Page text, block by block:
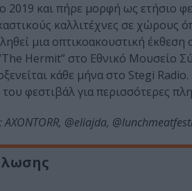
2019 και πήρε μορφή ως ετήσιο
καλλιτέχνες σε
μια οπτικοακουστική
Hermit” στο Εθνικό Μουσείο
κάθε μήνα στο Stegi Radio.
φεστιβάλ για περισσότερες
@eliajda,